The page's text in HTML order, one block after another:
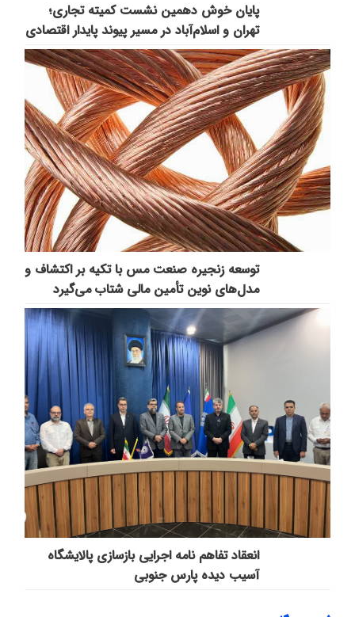
پایان خوش دهمین نشست کمیته تجاری؛
تهران و اسلام‌آباد در مسیر پیوند پایدار اقتصادی
توسعه زنجیره صنعت مس با تکیه بر اکتشاف و
مدل‌های نوین تأمین مالی شتاب می‌گیرد
انعقاد تفاهم نامه اجرایی بازسازی پالایشگاه
آسیب دیده پارس جنوبی